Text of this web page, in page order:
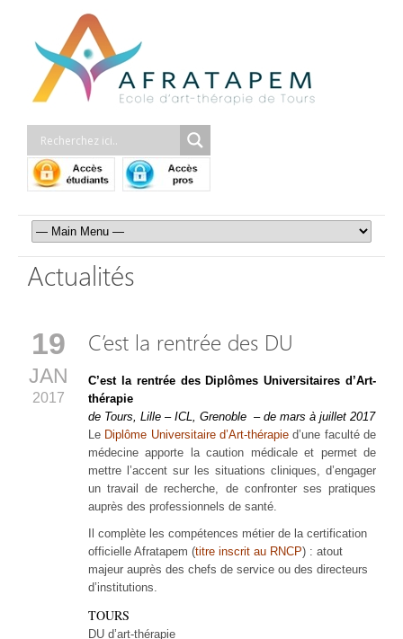
Actualités
19
JAN
2017
C’est la rentrée des DU
C’est la rentrée des Diplômes Universitaires d’Art-
thérapie
de Tours, Lille – ICL, Grenoble – de mars à juillet 2017
Le Diplôme Universitaire d’Art-thérapie d’une faculté de
médecine apporte la caution médicale et permet de
mettre l’accent sur les situations cliniques, d’engager
un travail de recherche, de confronter ses pratiques
auprès des professionnels de santé.
Il complète les compétences métier de la certification
officielle Afratapem (titre inscrit au RNCP) : atout
majeur auprès des chefs de service ou des directeurs
d’institutions.
TOURS
DU d’art-thérapie